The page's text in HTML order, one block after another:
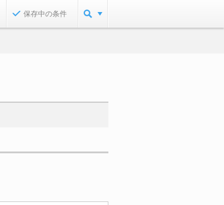
保存中の条件